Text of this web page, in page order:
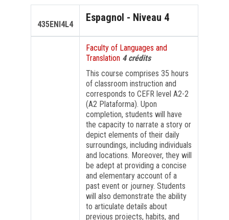
RECHERCHE
INTERNATIONAL
FORMATION PROFESSIONNELLE
435ENI4L4
Espagnol - Niveau 4
Faculty of Languages and
Translation 4 crédits
This course comprises 35 hours
of classroom instruction and
corresponds to CEFR level A2-2
(A2 Plataforma). Upon
completion, students will have
the capacity to narrate a story or
depict elements of their daily
surroundings, including individuals
and locations. Moreover, they will
be adept at providing a concise
and elementary account of a
past event or journey. Students
will also demonstrate the ability
to articulate details about
previous projects, habits, and